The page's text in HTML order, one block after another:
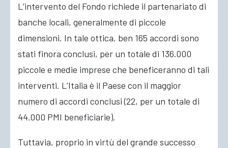
L’intervento del Fondo richiede il partenariato di
banche locali, generalmente di piccole
dimensioni. In tale ottica, ben 165 accordi sono
stati finora conclusi, per un totale di 136.000
piccole e medie imprese che beneficeranno di tali
interventi. L’Italia è il Paese con il maggior
numero di accordi conclusi (22, per un totale di
44.000 PMI beneficiarie).
Tuttavia, proprio in virtù del grande successo